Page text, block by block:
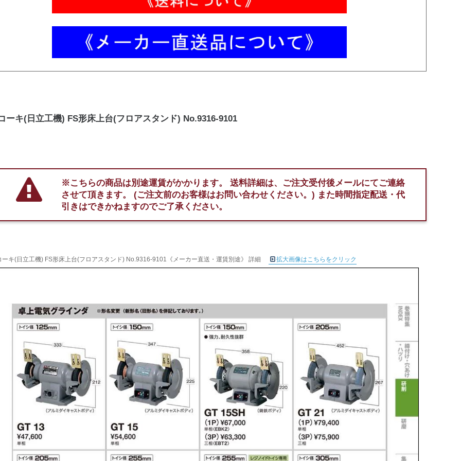
ーキ(日立工機) FS形床上台(フロアスタンド) No.9316-9101
※こちらの商品は別途運賃がかかります。
送料詳細は、ご注文受付後メールにてご連絡
させて頂きます。
(ご注文前のお客様はお問い合わせください。) また時間指定配送・代
引きはできかねますのでご了承ください。
ーキ(日立工機) FS形床上台(フロアスタンド) No.9316-9101《メーカー直送・運賃別途》 詳細 拡大画像はこちらをクリック